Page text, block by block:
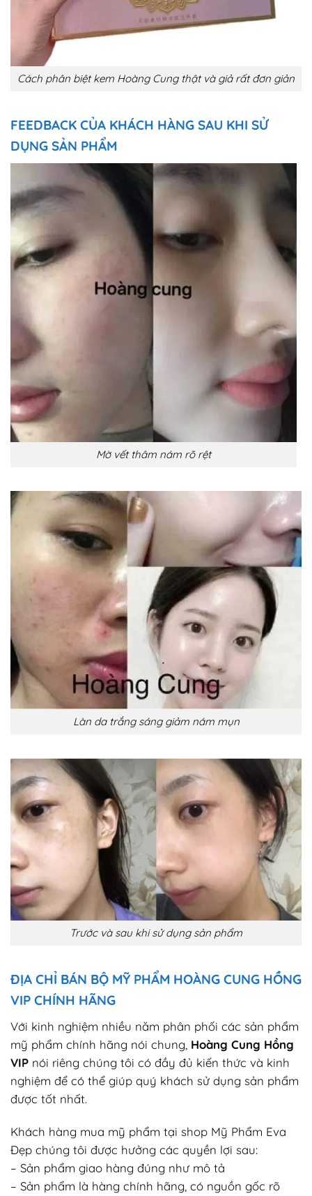
Cách phân biệt kem Hoàng Cung thật và giả rất đơn giản
FEEDBACK CỦA KHÁCH HÀNG SAU KHI SỬ
DỤNG SẢN PHẨM
Mờ vết thâm nám rõ rệt
Làn da trắng sáng giảm nám mụn
Trước và sau khi sử dụng sản phẩm
ĐỊA CHỈ BÁN BỘ MỸ PHẨM HOÀNG CUNG HỒNG
VIP CHÍNH HÃNG
Với kinh nghiệm nhiều năm phân phối các sản phẩm
mỹ phẩm chính hãng nói chung, Hoàng Cung Hồng
VIP nói riêng chúng tôi có đầy đủ kiến thức và kinh
nghiệm để có thể giúp quý khách sử dụng sản phẩm
được tốt nhất.
Khách hàng mua mỹ phẩm tại shop Mỹ Phẩm Eva
Đẹp chúng tôi được hưởng các quyền lợi sau:
– Sản phẩm giao hàng đúng như mô tả
– Sản phẩm là hàng chính hãng, có nguồn gốc rõ